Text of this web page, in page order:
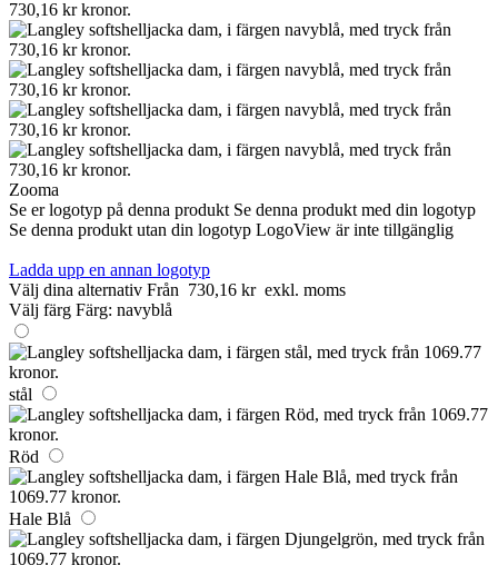
Zooma
Se er logotyp på denna produkt Se denna produkt med din logotyp
Se denna produkt utan din logotyp LogoView är inte tillgänglig
Ladda upp en annan logotyp
Välj dina alternativ Från 730,16 kr exkl. moms
Välj färg Färg: navyblå
stål
Röd
Hale Blå